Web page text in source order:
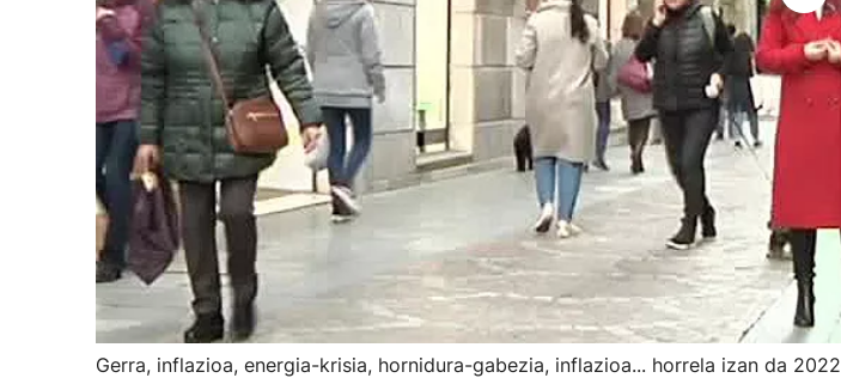
Gerra, inflazioa, energia-krisia, hornidura-gabezia, inflazioa... horrela izan da 2022